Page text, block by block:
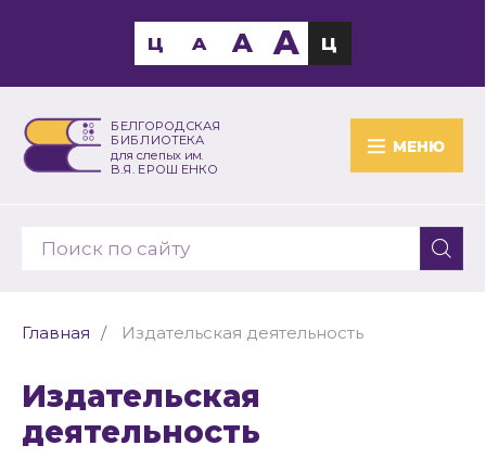
БЕЛГОРОДСКАЯ
БИБЛИОТЕКА
для слепых им.
В.Я. ЕРОШЕНКО
МЕНЮ
Ц A A A Ц
Главная Издательская деятельность
Издательская
деятельность